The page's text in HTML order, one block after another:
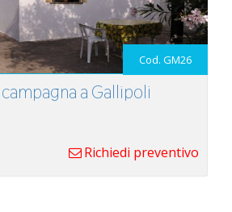
Cod. GM26
a Gallipoli
Richiedi preventivo